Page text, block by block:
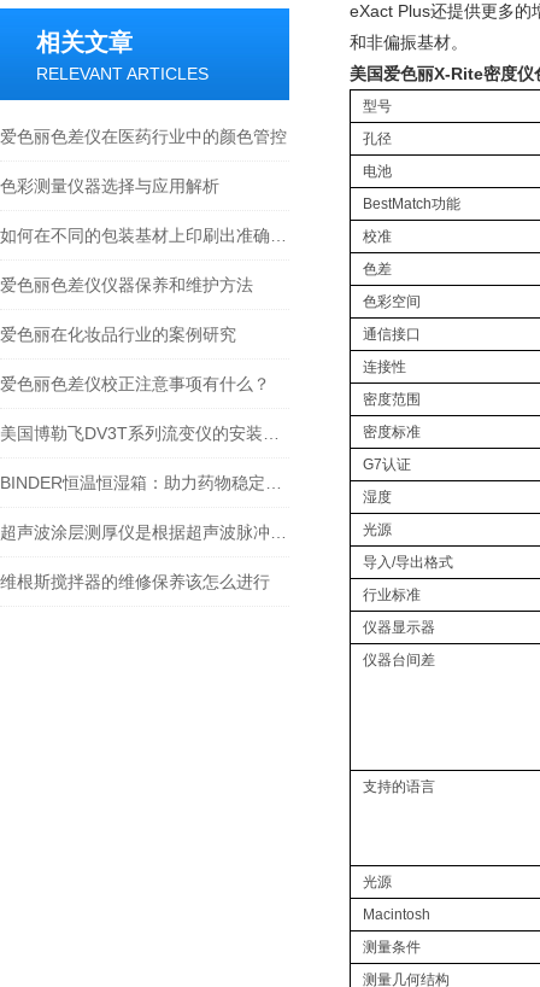
相关文章
RELEVANT ARTICLES
爱色丽色差仪在医药行业中的颜色管控
色彩测量仪器选择与应用解析
爱色丽色差仪仪器保养和维护方法
爱色丽在化妆品行业的案例研究
爱色丽色差仪校正注意事项有什么？
维根斯搅拌器的维修保养该怎么进行
eXact Plus还提供更多的
和非偏振基材。
美国爱色丽X-Rite密度
型号
孔径
电池
BestMatch功能
校准
色差
色彩空间
通信接口
连接性
密度范围
密度标准
G7认证
湿度
光源
导入/导出格式
行业标准
仪器显示器
仪器台间差
支持的语言
光源
Macintosh
测量条件
测量几何结构